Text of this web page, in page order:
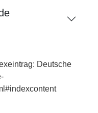
Deutsche